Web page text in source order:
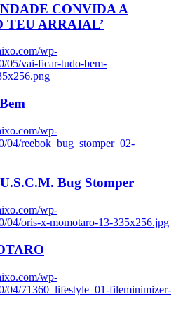
CONVIDA A
TEU ARRAIAL’
wp-
05/vai-ficar-tudo-bem-
wp-
04/reebok_bug_stomper_02-
Bug Stomper
wp-
04/oris-x-momotaro-13-335x256.jpg
wp-
04/71360_lifestyle_01-fileminimizer-